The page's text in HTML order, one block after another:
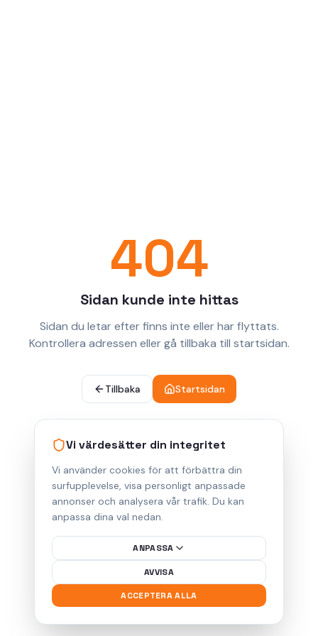
Vi värdesätter din integritet
Vi använder cookies för att förbättra din
surfupplevelse, visa personligt anpassade
annonser och analysera vår trafik. Du kan
anpassa dina val nedan.
ANPASSA
AVVISA
ACCEPTERA ALLA
404
Sidan kunde inte hittas
Sidan du letar efter finns inte eller har flyttats.
Kontrollera adressen eller gå tillbaka till startsidan.
Tillbaka Startsidan